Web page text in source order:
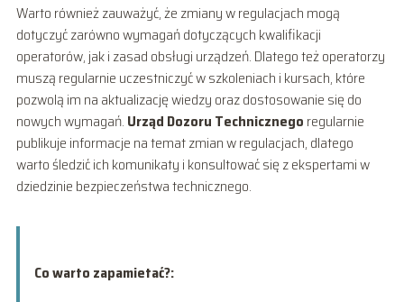
Warto również zauważyć, że zmiany w regulacjach mogą
dotyczyć zarówno wymagań dotyczących kwalifikacji
operatorów, jak i zasad obsługi urządzeń. Dlatego też operatorzy
muszą regularnie uczestniczyć w szkoleniach i kursach, które
pozwolą im na aktualizację wiedzy oraz dostosowanie się do
nowych wymagań. Urząd Dozoru Technicznego regularnie
publikuje informacje na temat zmian w regulacjach, dlatego
warto śledzić ich komunikaty i konsultować się z ekspertami w
dziedzinie bezpieczeństwa technicznego.
Co warto zapamietać?: